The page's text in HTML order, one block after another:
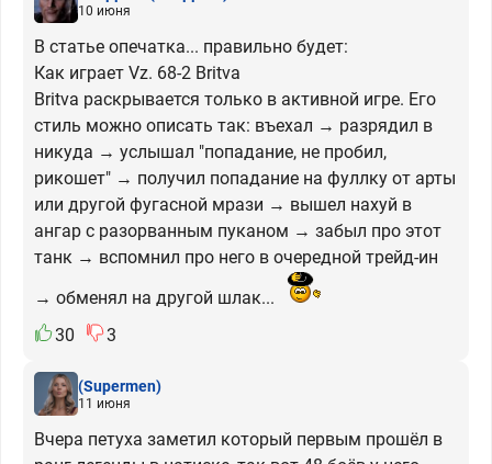
10 июня
В статье опечатка... правильно будет:
Как играет Vz. 68-2 Britva
Britva раскрывается только в активной игре. Его
стиль можно описать так: въехал → разрядил в
никуда → услышал "попадание, не пробил,
рикошет" → получил попадание на фуллку от арты
или другой фугасной мрази → вышел нахуй в
ангар с разорванным пуканом → забыл про этот
танк → вспомнил про него в очередной трейд-ин
→ обменял на другой шлак...
30
3
(Supermen)
11 июня
Вчера петуха заметил который первым прошёл в